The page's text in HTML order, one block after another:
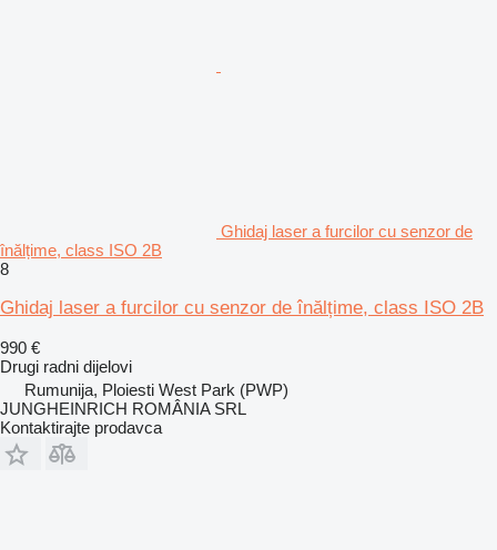
Ghidaj laser a furcilor cu senzor de
înălțime, class ISO 2B
8
Ghidaj laser a furcilor cu senzor de înălțime, class ISO 2B
990 €
Drugi radni dijelovi
Rumunija, Ploiesti West Park (PWP)
JUNGHEINRICH ROMÂNIA SRL
Kontaktirajte prodavca